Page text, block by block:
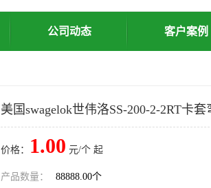
公司动态 客户案例
美国swagelok世伟洛SS-200-2-2RT卡
价格： 1.00 元/个 起
产品数量： 88888.00个